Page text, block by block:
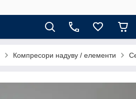
Компресори надуву / елементи